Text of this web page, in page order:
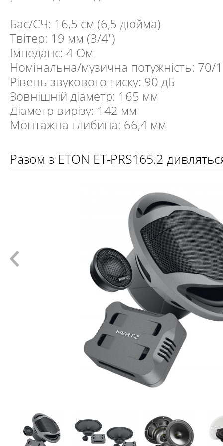
Бас/СЧ: 16,5 см (6,5 дюйма)
Твітер: 19 мм (3/4")
Імпеданс: 4 Ом
Номінальна/музична потужність: 70/
Рівень звукового тиску: 90 дБ
Зовнішній діаметр: 165 мм
Діаметр вирізу: 142 мм
Монтажна глибина: 66,4 мм
Разом з ETON ET-PRS165.2